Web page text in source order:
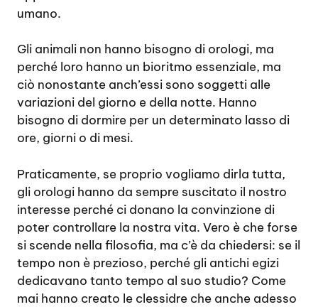
umano.
Gli animali non hanno bisogno di orologi, ma
perché loro hanno un bioritmo essenziale, ma
ciò nonostante anch’essi sono soggetti alle
variazioni del giorno e della notte. Hanno
bisogno di dormire per un determinato lasso di
ore, giorni o di mesi.
Praticamente, se proprio vogliamo dirla tutta,
gli orologi hanno da sempre suscitato il nostro
interesse perché ci donano la convinzione di
poter controllare la nostra vita. Vero è che forse
si scende nella filosofia, ma c’è da chiedersi: se il
tempo non è prezioso, perché gli antichi egizi
dedicavano tanto tempo al suo studio? Come
mai hanno creato le clessidre che anche adesso